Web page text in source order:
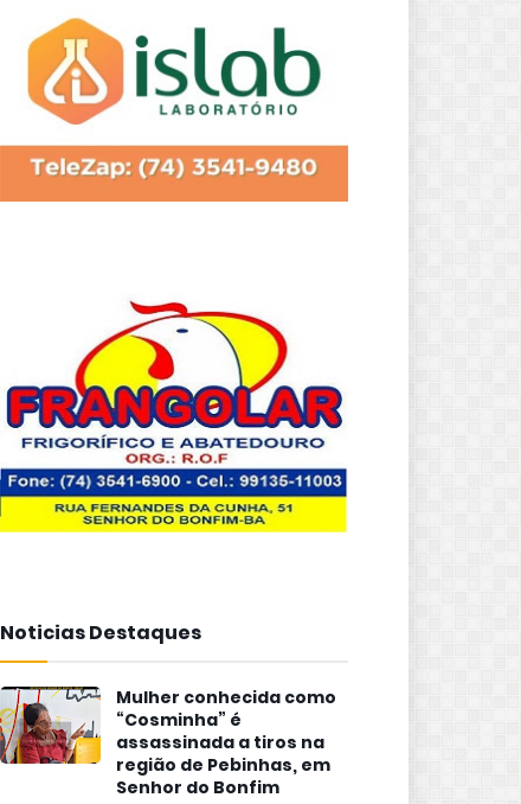
Noticias Destaques
Mulher conhecida como
“Cosminha” é
assassinada a tiros na
região de Pebinhas, em
Senhor do Bonfim